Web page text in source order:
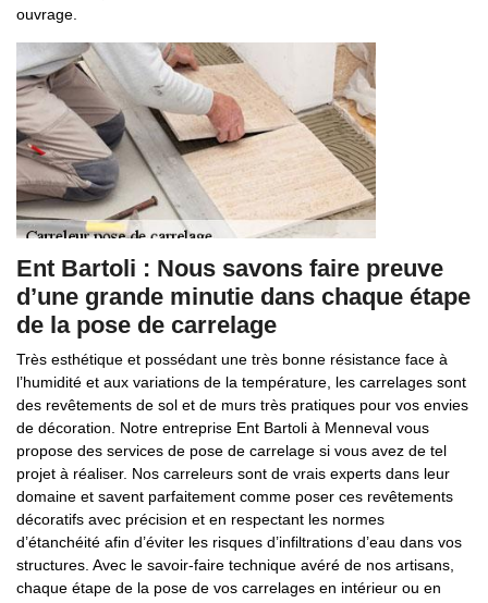
ouvrage.
Ent Bartoli : Nous savons faire preuve
d’une grande minutie dans chaque étape
de la pose de carrelage
Très esthétique et possédant une très bonne résistance face à
l’humidité et aux variations de la température, les carrelages sont
des revêtements de sol et de murs très pratiques pour vos envies
de décoration. Notre entreprise Ent Bartoli à Menneval vous
propose des services de pose de carrelage si vous avez de tel
projet à réaliser. Nos carreleurs sont de vrais experts dans leur
domaine et savent parfaitement comme poser ces revêtements
décoratifs avec précision et en respectant les normes
d’étanchéité afin d’éviter les risques d’infiltrations d’eau dans vos
structures. Avec le savoir-faire technique avéré de nos artisans,
chaque étape de la pose de vos carrelages en intérieur ou en